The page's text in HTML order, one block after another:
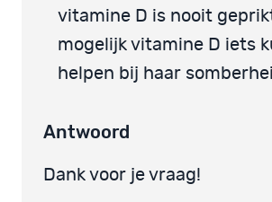
vitamine D is nooit
mogelijk vitamine D iets
helpen bij haar
Antwoord
Dank voor je vraag!